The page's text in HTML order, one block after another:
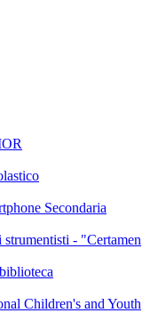
Secondaria
strumentisti - "Certamen
Children's and Youth